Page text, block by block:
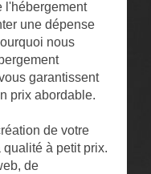
l'hébergement
une dépense
nous
garantissent
prix abordable.
de votre
à petit prix.
de